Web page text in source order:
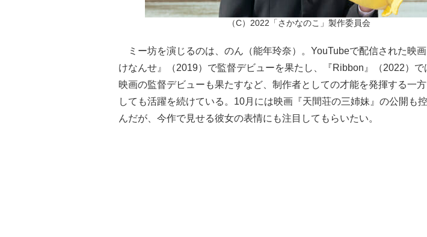
（C）2022「さかなのこ」製作委員会
ミー坊を演じるのは、のん（能年玲奈）。YouTubeで配信された映
けなんせ』（2019）で監督デビューを果たし、『Ribbon』（2022）で
映画の監督デビューも果たすなど、制作者としての才能を発揮する一
しても活躍を続けている。10月には映画『天間荘の三姉妹』の公開も
んだが、今作で見せる彼女の表情にも注目してもらいたい。